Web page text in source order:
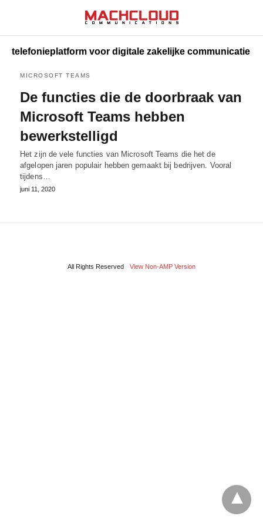
telefonieplatform voor digitale zakelijke communicatie
MICROSOFT TEAMS
De functies die de doorbraak van
Microsoft Teams hebben
bewerkstelligd
Het zijn de vele functies van Microsoft Teams die het de
afgelopen jaren populair hebben gemaakt bij bedrijven. Vooral
tijdens…
juni 11, 2020
All Rights Reserved View Non-AMP Version